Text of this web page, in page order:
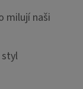
milují naši
styl